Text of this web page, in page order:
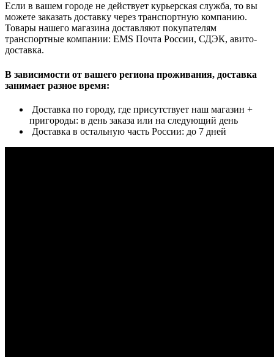
Если в вашем городе не действует курьерская служба, то вы
можете заказать доставку через транспортную компанию.
Товары нашего магазина доставляют покупателям
транспортные компании: EMS Почта России, СДЭК, авито-
доставка.
В зависимости от вашего региона проживания, доставка
занимает разное время:
Доставка по городу, где присутствует наш магазин +
пригороды: в день заказа или на следующий день
Доставка в остальную часть России: до 7 дней